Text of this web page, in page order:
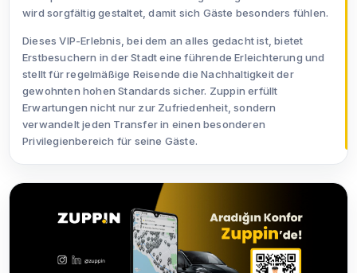
wird sorgfältig gestaltet, damit sich Gäste besonders fühlen.
Dieses VIP-Erlebnis, bei dem an alles gedacht ist, bietet
Erstbesuchern in der Stadt eine führende Erleichterung und
stellt für regelmäßige Reisende die Nachhaltigkeit der
gewohnten hohen Standards sicher. Zuppin erfüllt
Erwartungen nicht nur zur Zufriedenheit, sondern
verwandelt jeden Transfer in einen besonderen
Privilegienbereich für seine Gäste.